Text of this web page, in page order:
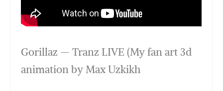
Gorillaz — Tranz LIVE (My fan art 3d
animation by Max Uzkikh